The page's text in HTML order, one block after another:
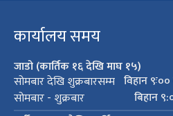
कार्यालय समय
जाडो (कार्तिक १६ देखि माघ १५)
सोमबार देखि शुक्रबारसम्म विहान
सोमबार - शुक्रबार
बिहान